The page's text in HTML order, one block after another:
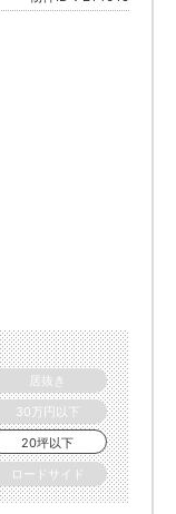
居抜き
30万円以下
20坪以下
ロードサイド